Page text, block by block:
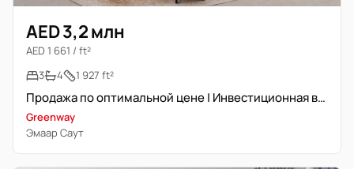
AED 3,2 млн
AED 1 661 / ft²
3
4 1 927 ft²
Продажа по оптимальной цене | Инвестиционная возможность
Greenway
Эмаар Саут